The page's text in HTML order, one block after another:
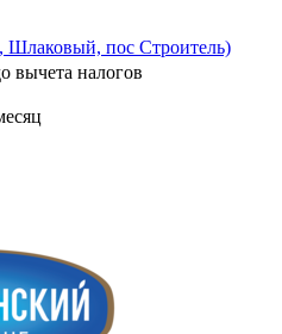
Шлаковый, пос Строитель)
вычета налогов